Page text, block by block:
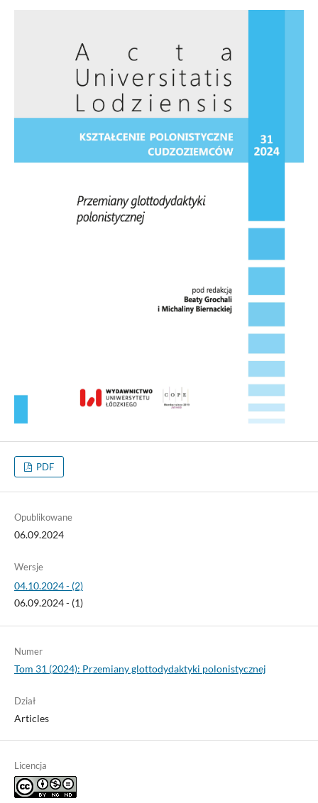
PDF
Opublikowane
06.09.2024
Wersje
04.10.2024 - (2)
06.09.2024 - (1)
Numer
Tom 31 (2024): Przemiany glottodydaktyki polonistycznej
Dział
Articles
Licencja